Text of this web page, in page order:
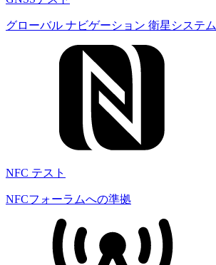
グローバル ナビゲーション 衛星システム
NFC テスト
NFCフォーラムへの準拠